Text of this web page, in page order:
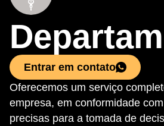
Entrar em contato
Oferecemos um serviço
empresa, em conformidade
precisas para a tomada de